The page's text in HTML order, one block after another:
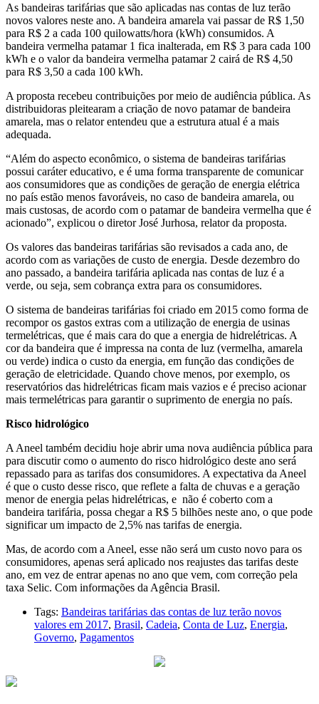
As bandeiras tarifárias que são aplicadas nas contas de luz terão
novos valores neste ano. A bandeira amarela vai passar de R$ 1,50
para R$ 2 a cada 100 quilowatts/hora (kWh) consumidos. A
bandeira vermelha patamar 1 fica inalterada, em R$ 3 para cada 100
kWh e o valor da bandeira vermelha patamar 2 cairá de R$ 4,50
para R$ 3,50 a cada 100 kWh.
A proposta recebeu contribuições por meio de audiência pública. As
distribuidoras pleitearam a criação de novo patamar de bandeira
amarela, mas o relator entendeu que a estrutura atual é a mais
adequada.
“Além do aspecto econômico, o sistema de bandeiras tarifárias
possui caráter educativo, e é uma forma transparente de comunicar
aos consumidores que as condições de geração de energia elétrica
no país estão menos favoráveis, no caso de bandeira amarela, ou
mais custosas, de acordo com o patamar de bandeira vermelha que é
acionado”, explicou o diretor José Jurhosa, relator da proposta.
Os valores das bandeiras tarifárias são revisados a cada ano, de
acordo com as variações de custo de energia. Desde dezembro do
ano passado, a bandeira tarifária aplicada nas contas de luz é a
verde, ou seja, sem cobrança extra para os consumidores.
O sistema de bandeiras tarifárias foi criado em 2015 como forma de
recompor os gastos extras com a utilização de energia de usinas
termelétricas, que é mais cara do que a energia de hidrelétricas. A
cor da bandeira que é impressa na conta de luz (vermelha, amarela
ou verde) indica o custo da energia, em função das condições de
geração de eletricidade. Quando chove menos, por exemplo, os
reservatórios das hidrelétricas ficam mais vazios e é preciso acionar
mais termelétricas para garantir o suprimento de energia no país.
Risco hidrológico
A Aneel também decidiu hoje abrir uma nova audiência pública para
para discutir como o aumento do risco hidrológico deste ano será
repassado para as tarifas dos consumidores. A expectativa da Aneel
é que o custo desse risco, que reflete a falta de chuvas e a geração
menor de energia pelas hidrelétricas, e não é coberto com a
bandeira tarifária, possa chegar a R$ 5 bilhões neste ano, o que pode
significar um impacto de 2,5% nas tarifas de energia.
Mas, de acordo com a Aneel, esse não será um custo novo para os
consumidores, apenas será aplicado nos reajustes das tarifas deste
ano, em vez de entrar apenas no ano que vem, com correção pela
taxa Selic. Com informações da Agência Brasil.
Tags: Bandeiras tarifárias das contas de luz terão novos
valores em 2017, Brasil, Cadeia, Conta de Luz, Energia,
Governo, Pagamentos